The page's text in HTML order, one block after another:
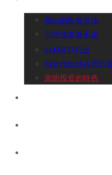
我们的投资方法
可持续发展承诺
SMART©行业
与合作伙伴共同打
崇德投资的特色